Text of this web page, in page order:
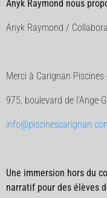
Anyk Raymond nous
Anyk Raymond /
Merci à Carignan Piscines
975, boulevard de l’Ange-
Une immersion hors du
narratif pour des élèves